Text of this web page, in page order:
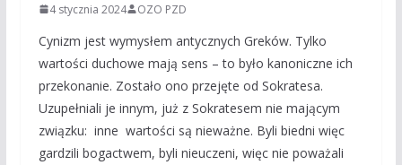
4 stycznia 2024 OZO PZD
Cynizm jest wymysłem antycznych Greków. Tylko
wartości duchowe mają sens – to było kanoniczne ich
przekonanie. Zostało ono przejęte od Sokratesa.
Uzupełniali je innym, już z Sokratesem nie mającym
związku: inne wartości są nieważne. Byli biedni więc
gardzili bogactwem, byli nieuczeni, więc nie poważali